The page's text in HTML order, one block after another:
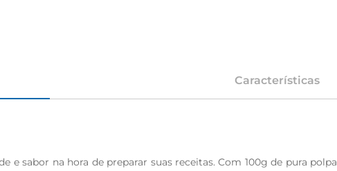
Características
sabor na hora de preparar suas receitas. Com 100g de pura